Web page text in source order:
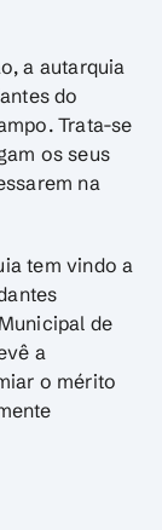
a autarquia
do
Trata-se
os seus
na
tem vindo a
de
a
o mérito